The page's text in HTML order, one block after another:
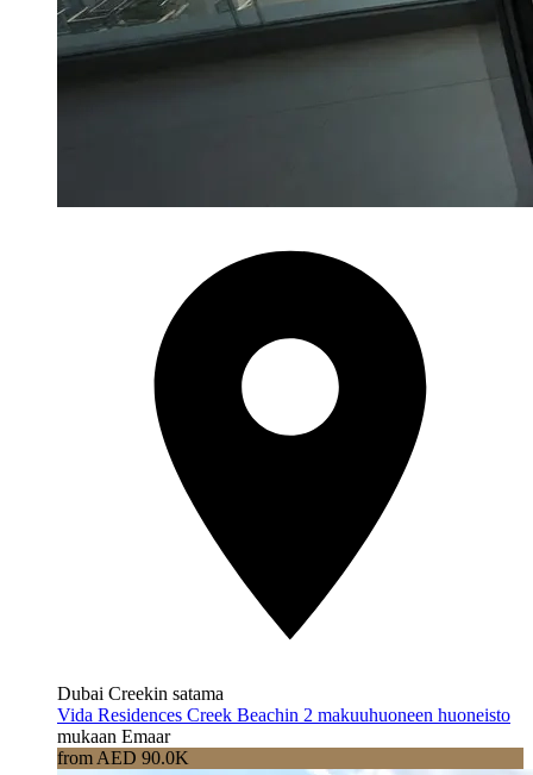
Dubai Creekin satama
Vida Residences Creek Beachin 2 makuuhuoneen huoneisto
mukaan Emaar
from AED 90.0K